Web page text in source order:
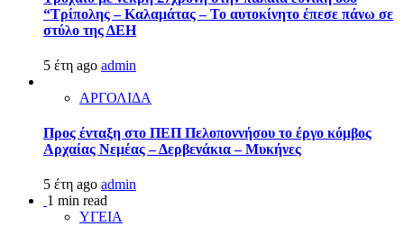
“Τρίπολης – Καλαμάτας – Το αυτοκίνητο έπεσε πάνω σε
στύλο της ΔΕΗ
5 έτη ago admin
ΑΡΓΟΛΙΔΑ
Προς ένταξη στο ΠΕΠ Πελοποννήσου το έργο κόμβος
Αρχαίας Νεμέας – Δερβενάκια – Μυκήνες
5 έτη ago admin
1 min read
ΥΓΕΙΑ